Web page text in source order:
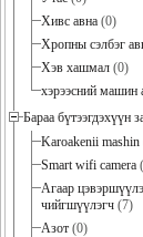
Хивс авна (0)
Хропны сэлбэг
Хэв хашмал (0)
хэрээсний машин
Бараа бүтээгдэхүүн
Karoakenii mashin
Smart wifi camera
Агаар
чийгшүүлэгч (7)
Азот (0)